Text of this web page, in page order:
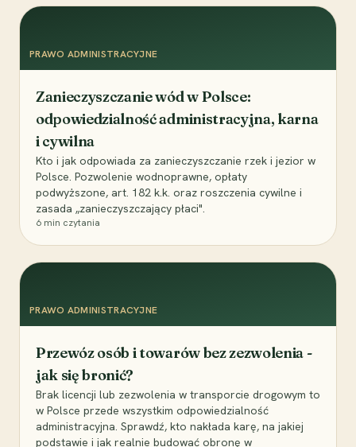
PRAWO ADMINISTRACYJNE
Zanieczyszczanie wód w Polsce:
odpowiedzialność administracyjna, karna
i cywilna
Kto i jak odpowiada za zanieczyszczanie rzek i jezior w
Polsce. Pozwolenie wodnoprawne, opłaty
podwyższone, art. 182 k.k. oraz roszczenia cywilne i
zasada „zanieczyszczający płaci".
6 min czytania
PRAWO ADMINISTRACYJNE
Przewóz osób i towarów bez zezwolenia -
jak się bronić?
Brak licencji lub zezwolenia w transporcie drogowym to
w Polsce przede wszystkim odpowiedzialność
administracyjna. Sprawdź, kto nakłada karę, na jakiej
podstawie i jak realnie budować obronę w